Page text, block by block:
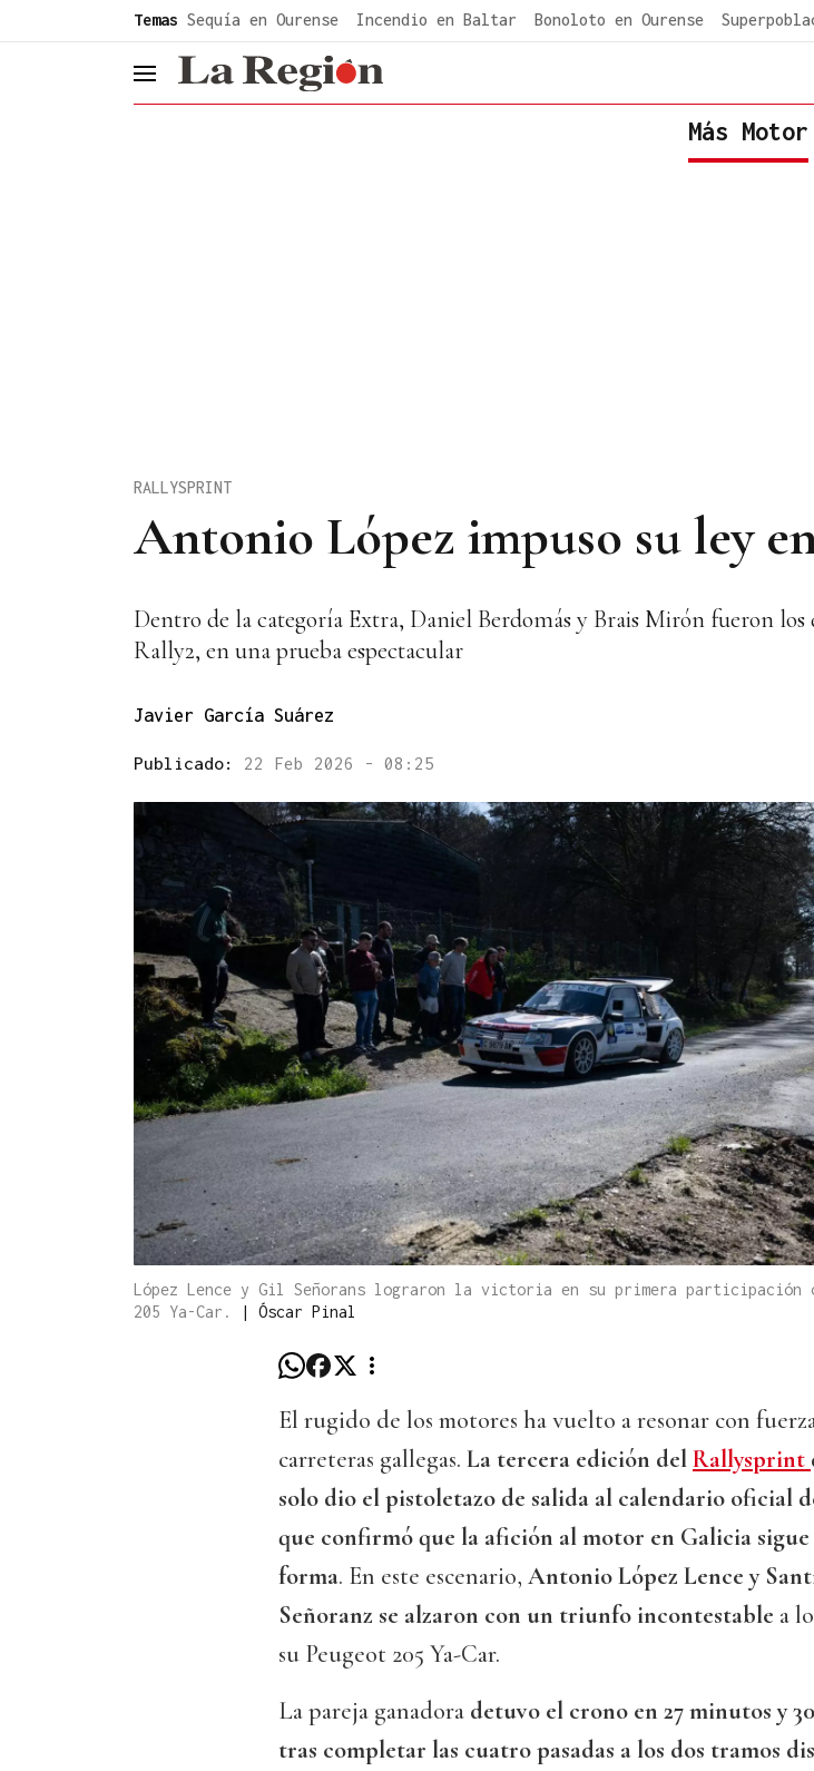
Temas Sequía en Ourense Incendio en Baltar Bonoloto en Ourense
header.menu.open
Más Motor
Antonio López impuso su ley
RALLYSPRINT
Dentro de la categoría Extra, Daniel Berdomás y Brais Mirón fueron
Rally2, en una prueba espectacular
Javier García Suárez
Publicado: 22 Feb 2026 - 08:25
López Lence y Gil Señorans lograron la victoria en su primera participación
205 Ya-Car.
| Óscar Pinal
El rugido de los motores ha vuelto a resonar con
carreteras gallegas. La tercera edición delRallysprint
solo dio el pistoletazo de salida al calendario oficial
que confirmó que la afición al motor en Galicia
forma. En este escenario, Antonio López Lence y
Señoranz se alzaron con un triunfo incontestable a
su Peugeot 205 Ya-Car.
La pareja ganadora detuvo el crono en 27 minutos y
tras completar las cuatro pasadas a los dos tramos